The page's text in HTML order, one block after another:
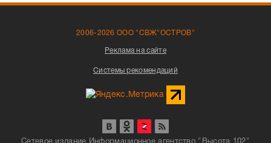
2006-2026 ООО "СВЖ"ОСТРОВ"
Реклама на сайте
Системы рекомендаций
Сетевое издание Информационное агентство "Высота 102"